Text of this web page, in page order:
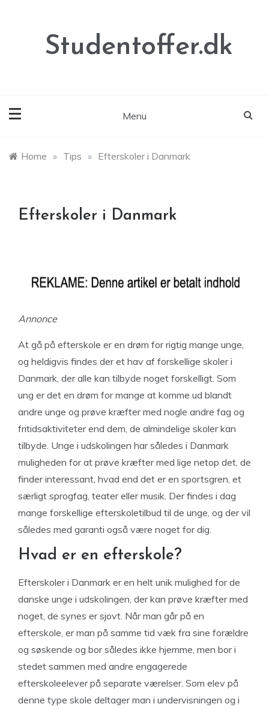
Studentoffer.dk
Menu
Home » Tips » Efterskoler i Danmark
Efterskoler i Danmark
Annonce
At gå på efterskole er en drøm for rigtig mange unge,
og heldigvis findes der et hav af forskellige skoler i
Danmark, der alle kan tilbyde noget forskelligt. Som
ung er det en drøm for mange at komme ud blandt
andre unge og prøve kræfter med nogle andre fag og
fritidsaktiviteter end dem, de almindelige skoler kan
tilbyde. Unge i udskolingen har således i Danmark
muligheden for at prøve kræfter med lige netop det, de
finder interessant, hvad end det er en sportsgren, et
særligt sprogfag, teater eller musik. Der findes i dag
mange forskellige efterskoletilbud til de unge, og der vil
således med garanti også være noget for dig.
Hvad er en efterskole?
Efterskoler i Danmark er en helt unik mulighed for de
danske unge i udskolingen, der kan prøve kræfter med
noget, de synes er sjovt. Når man går på en
efterskole, er man på samme tid væk fra sine forældre
og søskende og bor således ikke hjemme, men bor i
stedet sammen med andre engagerede
efterskoleelever på separate værelser. Som elev på
denne type skole deltager man i undervisningen og i